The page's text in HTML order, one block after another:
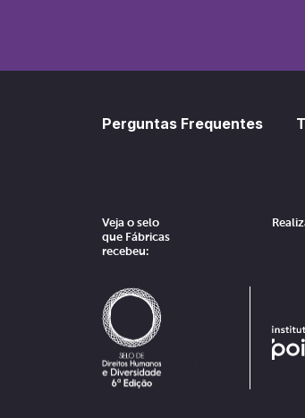
Perguntas Frequentes
Veja o selo
que Fábricas
recebeu: